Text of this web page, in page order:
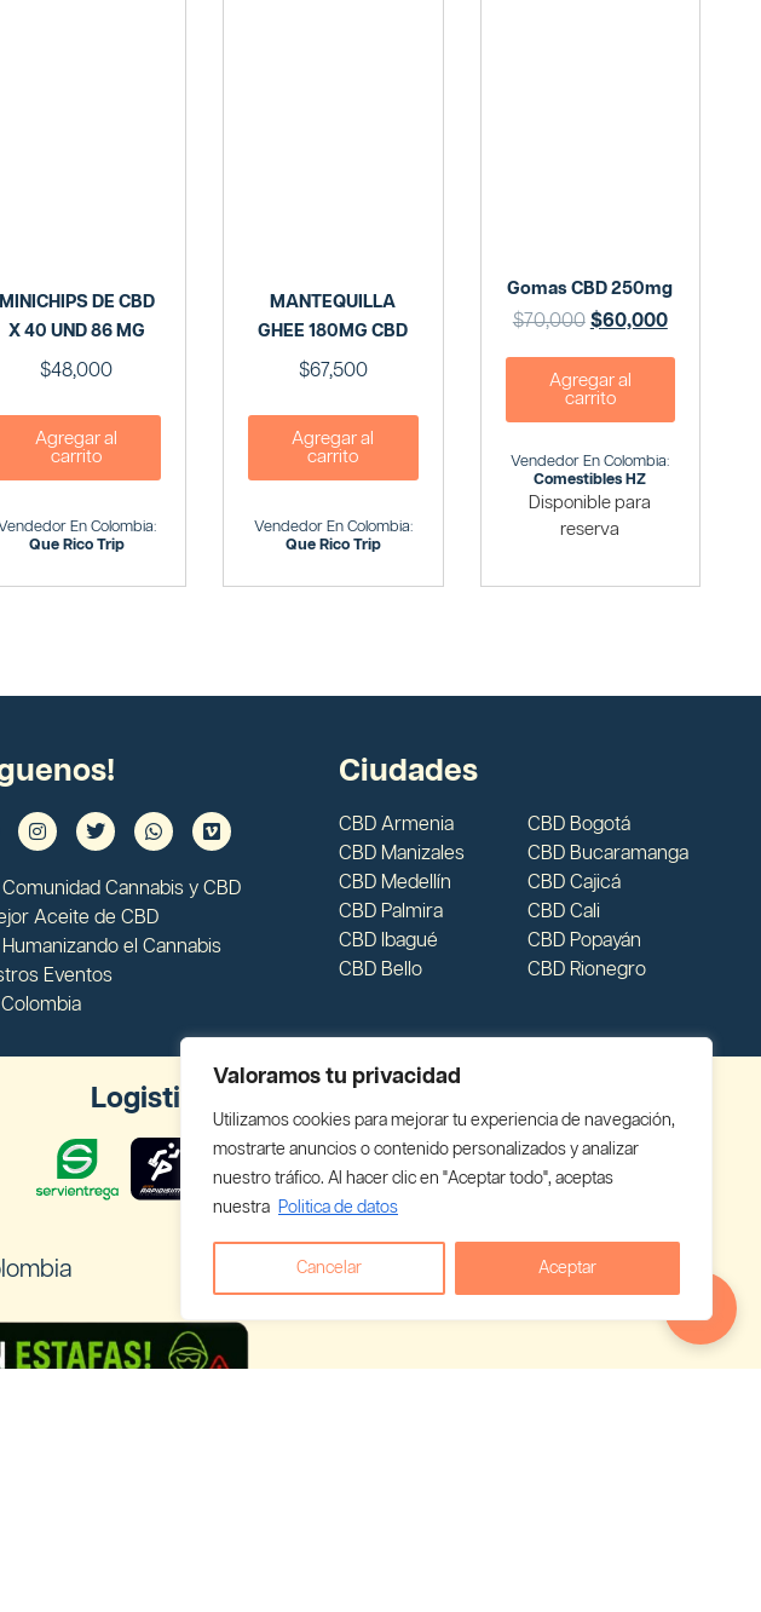
Valoramos tu privacidad
Utilizamos cookies para mejorar tu experiencia de navegación,
mostrarte anuncios o contenido personalizados y analizar
nuestro tráfico. Al hacer clic en "Aceptar todo", aceptas
nuestra Politica de datos
Cancelar Aceptar
MINICHIPS DE CBD
X 40 UND 86 MG
$48,000
Agregar al
carrito
En Colombia:
Que Rico Trip
MANTEQUILLA
GHEE 180MG CBD
$67,500
Agregar al
carrito
Vendedor En Colombia:
Que Rico Trip
Gomas CBD 250mg
$70,000 $60,000
Agregar al
carrito
Vendedor En Colombia:
Comestibles HZ
Disponible para
reserva
Comunidad Cannabis y CBD
Aceite de CBD
Humanizando el Cannabis
Eventos
Colombia
Ciudades
CBD Armenia
CBD Manizales
CBD Medellín
CBD Palmira
CBD Ibagué
CBD Bello
CBD Bogotá
CBD Bucaramanga
CBD Cajicá
CBD Cali
CBD Popayán
CBD Rionegro
Logistica